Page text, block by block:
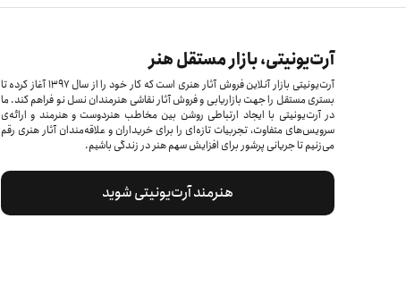
آرت‌یونیتی، بازار مستقل هنر
آرت‌یونیتی بازار آنلاین فروش آثار هنری است که کار خود را از سال ۱۳۹۷ آغاز کرده‌ تا
بستری مستقل را جهت بازاریابی و فروش آثار نقاشی هنرمندان نسل نو فراهم کند. ما
در آرت‌یونیتی با ایجاد ارتباطی روشن بین مخاطب هنردوست و هنرمند و ارائه‌ی
سرویس‌های متفاوت، تجربیات تازه‌ای را برای خریداران و علاقه‌مندان آثار هنری رقم
می‌زنیم تا جریانی پرشور برای افزایش سهم هنر در زندگی باشیم.
هنرمند آرت‌یونیتی شوید